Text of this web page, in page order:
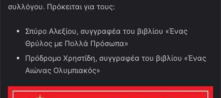
συλλόγου. Πρόκειται για τους:
Σπύρο Αλεξίου, συγγραφέα του βιβλίου «Ένας
Θρύλος με Πολλά Πρόσωπα»
Πρόδρομο Χρηστίδη, συγγραφέα του βιβλίου «Ένας
Αιώνας Ολυμπιακός»